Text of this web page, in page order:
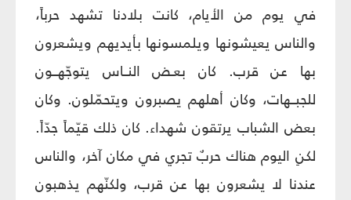
في يوم من الأيام، كانت بلادنا تشهد حرباً،
والناس يعيشونها ويلمسونها بأيديهم ويشعرون
بها عن قرب. كان بعـض النــاس يتوجّهــون
للجبــهات، وكان أهلهم يصبرون ويتحمّلون. وكان
بعض الشباب يرتقون شهداء. كان ذلك قيّماً جدّاً.
لكنِ اليوم هناك حربٌ تجري في مكان آخر، والناس
عندنا لا يشعرون بها عن قرب، ولكنّهم يذهبون